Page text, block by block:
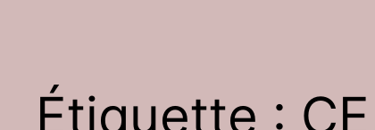
Étiquette : CE